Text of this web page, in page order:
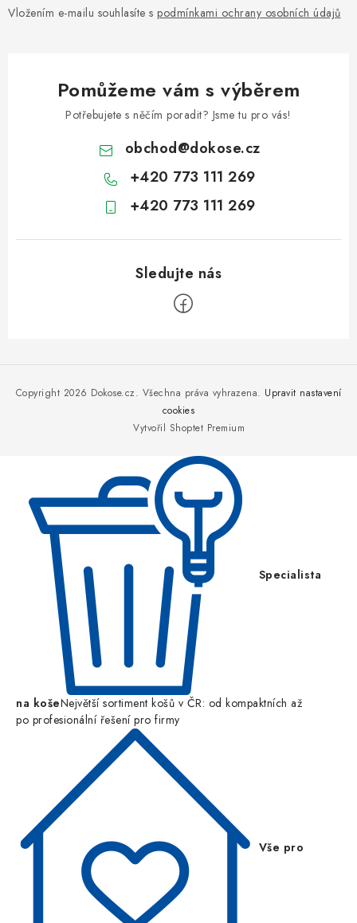
Vložením e-mailu souhlasíte s podmínkami ochrany osobních údajů
Pomůžeme vám s výběrem
Potřebujete s něčím poradit? Jsme tu pro vás!
obchod@dokose.cz
+420 773 111 269
+420 773 111 269
Vytvořil Shoptet Premium
Copyright 2026 Dokose.cz. Všechna práva vyhrazena. Upravit nastavení
cookies
Specialista
na košeNejvětší sortiment košů v ČR: od kompaktních až
po profesionální řešení pro firmy
Vše pro